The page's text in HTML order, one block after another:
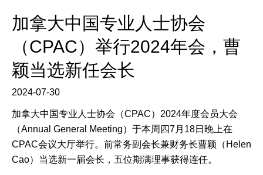
加拿大中国专业人士协会
（CPAC）举行2024年会，曹
颖当选新任会长
2024-07-30
加拿大中国专业人士协会（CPAC）2024年度会员大会
（Annual General Meeting）于本周四7月18日晚上在
CPAC会议大厅举行。前常务副会长兼财务长曹颖（Helen
Cao）当选新一届会长，五位期满理事获得连任。